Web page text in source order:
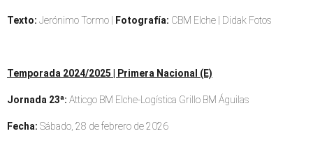
Texto: Jerónimo Tormo | Fotografía: CBM Elche | Didak Fotos
Temporada 2024/2025 | Primera Nacional (E)
Jornada 23ª: Atticgo BM Elche-Logística Grillo BM Águilas
Fecha: Sábado, 28 de febrero de 2026